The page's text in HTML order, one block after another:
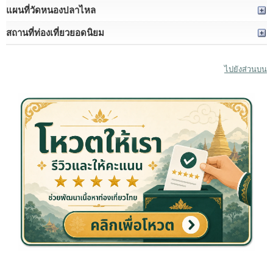
แผนที่วัดหนองปลาไหล
สถานที่ท่องเที่ยวยอดนิยม
ไปยังส่วนบน